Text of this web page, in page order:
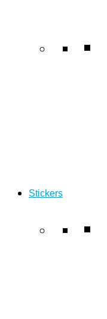
Stickers